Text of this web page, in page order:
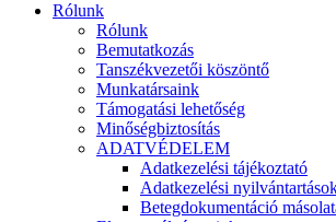
Rólunk
Rólunk
Bemutatkozás
Tanszékvezetői köszöntő
Munkatársaink
Támogatási lehetőség
Minőségbiztosítás
ADATVÉDELEM
Adatkezelési tájékoztató
Adatkezelési
Betegdokumentáció